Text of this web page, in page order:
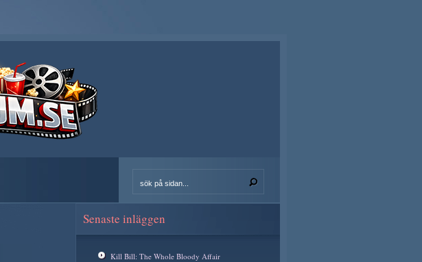
Senaste inläggen
Kill Bill: The Whole Bloody Affair